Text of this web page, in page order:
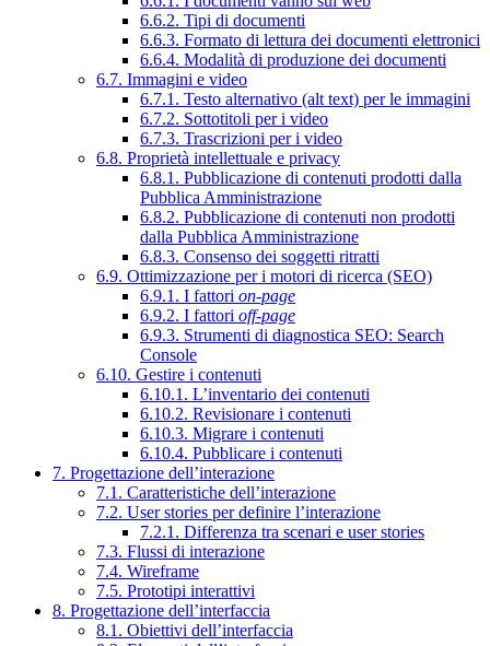
6.6.2. Tipi di documenti
6.6.3. Formato di lettura dei documenti elettronici
6.6.4. Modalità di produzione dei documenti
6.7. Immagini e video
6.7.1. Testo alternativo (alt text) per le immagini
6.7.2. Sottotitoli per i video
6.7.3. Trascrizioni per i video
6.8. Proprietà intellettuale e privacy
6.8.1. Pubblicazione di contenuti prodotti dalla
Pubblica Amministrazione
6.8.2. Pubblicazione di contenuti non prodotti
dalla Pubblica Amministrazione
6.8.3. Consenso dei soggetti ritratti
6.9. Ottimizzazione per i motori di ricerca (SEO)
6.9.1. I fattori on-page
6.9.2. I fattori off-page
6.9.3. Strumenti di diagnostica SEO: Search
Console
6.10. Gestire i contenuti
6.10.1. L’inventario dei contenuti
6.10.2. Revisionare i contenuti
6.10.3. Migrare i contenuti
6.10.4. Pubblicare i contenuti
7. Progettazione dell’interazione
7.1. Caratteristiche dell’interazione
7.2. User stories per definire l’interazione
7.2.1. Differenza tra scenari e user stories
7.3. Flussi di interazione
7.4. Wireframe
7.5. Prototipi interattivi
8. Progettazione dell’interfaccia
8.1. Obiettivi dell’interfaccia